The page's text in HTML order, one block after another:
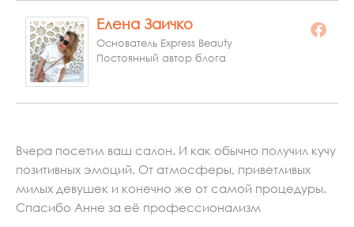
Елена Заичко
Основатель Express Beauty
Постоянный автор блога
Вчера посетил ваш салон. И как обычно получил кучу
позитивных эмоций. От атмосферы, приветливых
милых девушек и конечно же от самой процедуры.
Спасибо Анне за её профессионализм